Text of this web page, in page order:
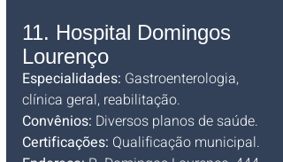
11. Hospital Domingos
Lourenço
Especialidades: Gastroenterologia,
clínica geral, reabilitação.
Convênios: Diversos planos de saúde.
Certificações: Qualificação municipal.